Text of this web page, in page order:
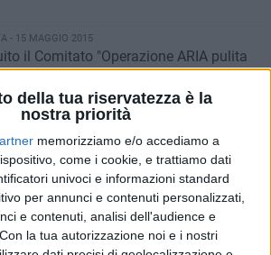
della tua riservatezza è la
nostra priorità
memorizziamo e/o accediamo a
come i cookie, e trattiamo dati
univoci e informazioni standard
per annunci e contenuti personalizzati,
e contenuti, analisi dell'audience e
Con la tua autorizzazione noi e i nostri
- 15 MAGGIO 2015
il Comitato "Operazione ARIA pulita
- 14 MAGGIO 2015
barlettane e quel viaggio insolito
India
- 13 MAGGIO 2015
Show", vince l'impasto "Barlett e
Cascella e Barbaro